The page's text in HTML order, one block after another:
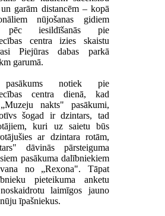
garām distancēm – kopā
nūjošanas gidiem
pēc iesildīšanās pie
centra izies skaistu
Piejūras dabas parkā
garumā.
notiek pie
centra dienā, kad
nakts" pasākumi,
šogad ir dzintars, tad
kuri uz saietu būs
ar dzintara rotām,
dāvinās pārsteiguma
pasākuma dalībniekiem
no „Rexona". Tāpat
pieteikuma anketu
laimīgos jauno
īpašniekus.